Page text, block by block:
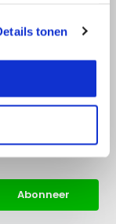
tonen
onze acties:
Abonneer